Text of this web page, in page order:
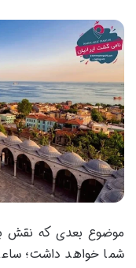
موضوع بعدی که نقش
شما خواهد داشت؛